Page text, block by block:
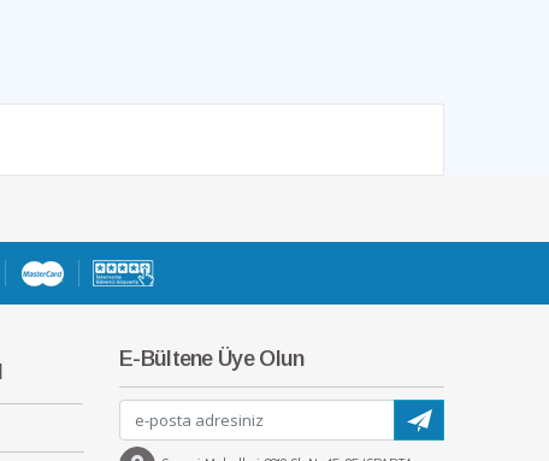
E-Bültene Üye Olun